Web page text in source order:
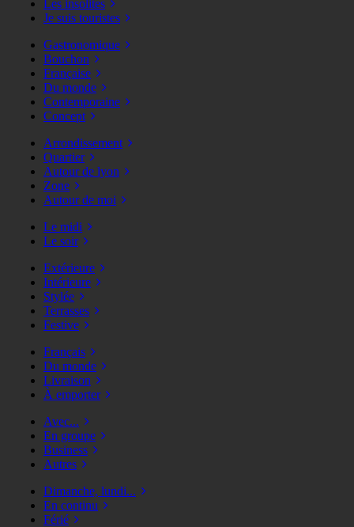
Les insolites
Je suis touristes
Gastronomique
Bouchon
Française
Du monde
Contemporaine
Concept
Arrondissement
Quartier
Autour de lyon
Zone
Autour de moi
Le midi
Le soir
Extérieure
Intérieure
Stylée
Terrasses
Festive
Français
Du monde
Livraison
À emporter
Avec...
En groupe
Business
Autres
Dimanche, lundi...
En continu
Férié